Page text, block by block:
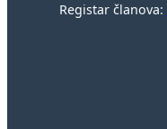
Registar članova: